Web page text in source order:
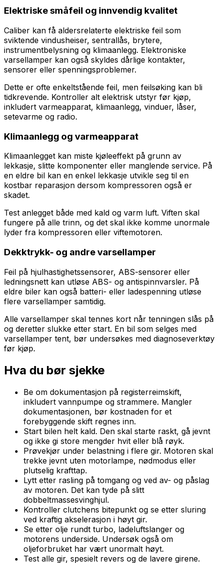
Elektriske småfeil og innvendig kvalitet
Caliber kan få aldersrelaterte elektriske feil som
sviktende vindusheiser, sentrallås, brytere,
instrumentbelysning og klimaanlegg. Elektroniske
varsellamper kan også skyldes dårlige kontakter,
sensorer eller spenningsproblemer.
Dette er ofte enkeltstående feil, men feilsøking kan bli
tidkrevende. Kontroller alt elektrisk utstyr før kjøp,
inkludert varmeapparat, klimaanlegg, vinduer, låser,
setevarme og radio.
Klimaanlegg og varmeapparat
Klimaanlegget kan miste kjøleeffekt på grunn av
lekkasje, slitte komponenter eller manglende service. På
en eldre bil kan en enkel lekkasje utvikle seg til en
kostbar reparasjon dersom kompressoren også er
skadet.
Test anlegget både med kald og varm luft. Viften skal
fungere på alle trinn, og det skal ikke komme unormale
lyder fra kompressoren eller viftemotoren.
Dekktrykk- og andre varsellamper
Feil på hjulhastighetssensorer, ABS-sensorer eller
ledningsnett kan utløse ABS- og antispinnvarsler. På
eldre biler kan også batteri- eller ladespenning utløse
flere varsellamper samtidig.
Alle varsellamper skal tennes kort når tenningen slås på
og deretter slukke etter start. En bil som selges med
varsellamper tent, bør undersøkes med diagnoseverktøy
før kjøp.
Hva du bør sjekke
Be om dokumentasjon på registerreimskift,
inkludert vannpumpe og strammere. Mangler
dokumentasjonen, bør kostnaden for et
forebyggende skift regnes inn.
Start bilen helt kald. Den skal starte raskt, gå jevnt
og ikke gi store mengder hvit eller blå røyk.
Prøvekjør under belastning i flere gir. Motoren skal
trekke jevnt uten motorlampe, nødmodus eller
plutselig krafttap.
Lytt etter rasling på tomgang og ved av- og påslag
av motoren. Det kan tyde på slitt
dobbeltmassesvinghjul.
Kontroller clutchens bitepunkt og se etter sluring
ved kraftig akselerasjon i høyt gir.
Se etter olje rundt turbo, ladeluftslanger og
motorens underside. Undersøk også om
oljeforbruket har vært unormalt høyt.
Test alle gir, spesielt revers og de lavere girene.